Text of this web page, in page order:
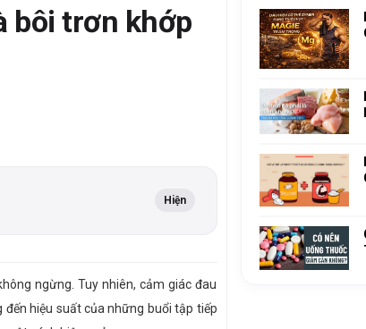
bôi trơn khớp
Hiện
ngừng. Tuy nhiên, cảm giác đau
hiệu suất của những buổi tập tiếp